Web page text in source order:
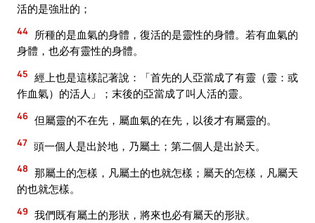
活的是強壯的；
44 所種的是血氣的身體，復活的是靈性的身體。若有血氣的
身體，也必有靈性的身體。
45 經上也是這樣記著說：「首先的人亞當成了有靈（靈：或
作血氣）的活人」；末後的亞當成了叫人活的靈。
46 但屬靈的不在先，屬血氣的在先，以後才有屬靈的。
47 頭一個人是出於地，乃屬土；第二個人是出於天。
48 那屬土的怎樣，凡屬土的也就怎樣；屬天的怎樣，凡屬天
的也就怎樣。
49 我們既有屬土的形狀，將來也必有屬天的形狀。